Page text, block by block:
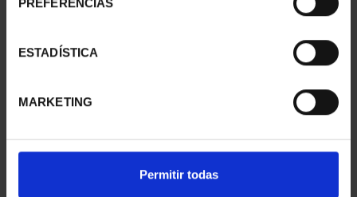
ESTADÍSTICA
MARKETING
Permitir todas